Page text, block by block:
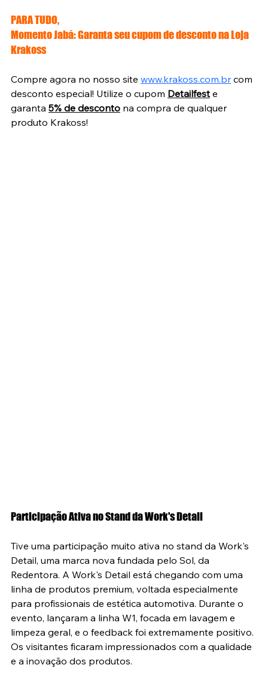
PARA TUDO,
Momento Jabá: Garanta seu cupom de desconto na Loja
Krakoss
Compre agora no nosso site www.krakoss.com.br com
desconto especial! Utilize o cupom Detailfest e
garanta 5% de desconto na compra de qualquer
produto Krakoss!
Participação Ativa no Stand da Work's Detail
Tive uma participação muito ativa no stand da Work's
Detail, uma marca nova fundada pelo Sol, da
Redentora. A Work's Detail está chegando com uma
linha de produtos premium, voltada especialmente
para profissionais de estética automotiva. Durante o
evento, lançaram a linha W1, focada em lavagem e
limpeza geral, e o feedback foi extremamente positivo.
Os visitantes ficaram impressionados com a qualidade
e a inovação dos produtos.